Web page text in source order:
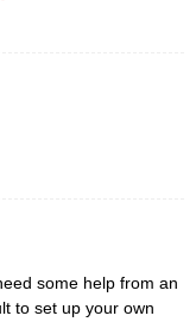
some help from an
to set up your own